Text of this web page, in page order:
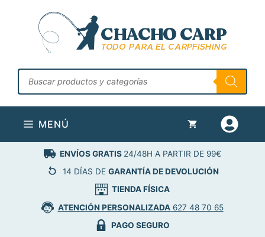
contenido
Búsqueda
de
productos
MENÚ
ENVÍOS GRATIS 24/48H A PARTIR DE 99€
14 DÍAS DE GARANTÍA DE DEVOLUCIÓN
TIENDA FÍSICA
ATENCIÓN PERSONALIZADA627 48 70 65
PAGO SEGURO